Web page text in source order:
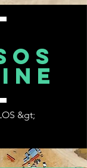
&gt;